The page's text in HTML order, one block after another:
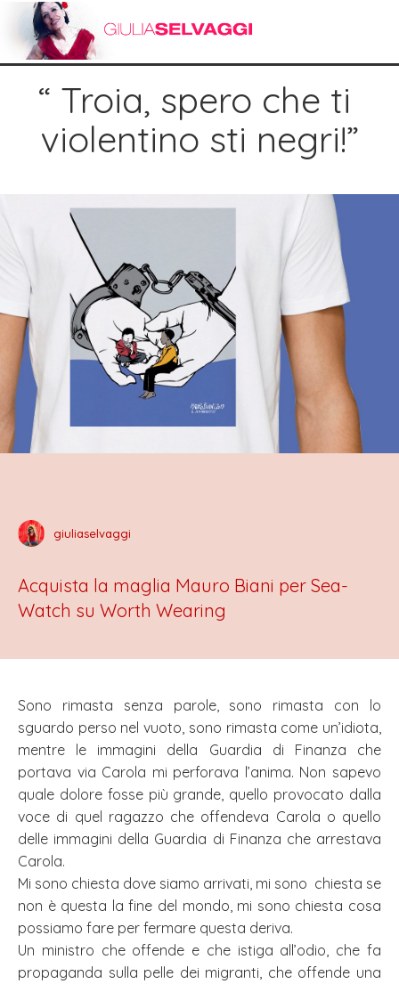
“ Troia, spero che ti
violentino sti negri!”
giuliaselvaggi
Acquista la maglia Mauro Biani per Sea-
Watch su Worth Wearing
Sono rimasta senza parole, sono rimasta con lo
sguardo perso nel vuoto, sono rimasta come un’idiota,
mentre le immagini della Guardia di Finanza che
portava via Carola mi perforava l’anima. Non sapevo
quale dolore fosse più grande, quello provocato dalla
voce di quel ragazzo che offendeva Carola o quello
delle immagini della Guardia di Finanza che arrestava
Carola.
Mi sono chiesta dove siamo arrivati, mi sono chiesta se
non è questa la fine del mondo, mi sono chiesta cosa
possiamo fare per fermare questa deriva.
Un ministro che offende e che istiga all’odio, che fa
propaganda sulla pelle dei migranti, che offende una